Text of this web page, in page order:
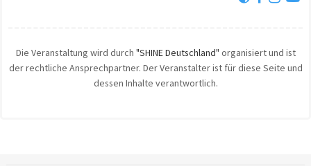
Die Veranstaltung wird durch "SHINE Deutschland" organisiert und ist
der rechtliche Ansprechpartner. Der Veranstalter ist für diese Seite und
dessen Inhalte verantwortlich.